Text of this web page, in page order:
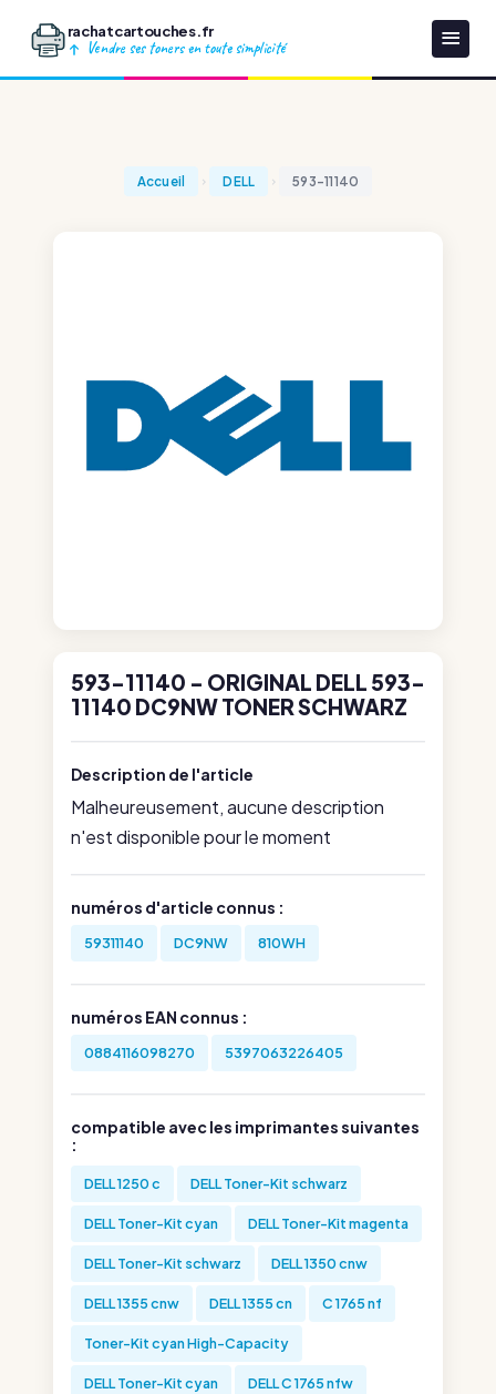
rachatcartouches.fr
Vendre ses toners en toute simplicité
Accueil DELL 593-11140
593-11140 - ORIGINAL DELL 593-
11140 DC9NW TONER SCHWARZ
Description de l'article
Malheureusement, aucune description
n'est disponible pour le moment
numéros d'article connus :
59311140 DC9NW 810WH
numéros EAN connus :
0884116098270 5397063226405
compatible avec les imprimantes suivantes
:
DELL 1250 c DELL Toner-Kit schwarz
DELL Toner-Kit cyan DELL Toner-Kit magenta
DELL Toner-Kit schwarz DELL 1350 cnw
DELL 1355 cnw DELL 1355 cn C 1765 nf
Toner-Kit cyan High-Capacity
DELL Toner-Kit cyan DELL C 1765 nfw